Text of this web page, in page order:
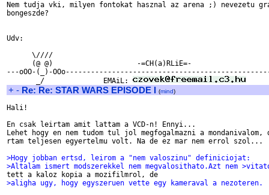
Nem tudja vki, milyen fontokat hasznal az arena ;) nevezetu
bongeszde?
Udv:
      \////
      (@ @)                    -=CH(a)RLiE=-
---oOO-(_)-
       _/              EMAiL:
+ - Re: Re: STAR WARS EPISODE I (mind)
Hali!
En csak leirtam amit lattam a VCD-n! Ennyi...
Lehet hogy en nem tudom tul jol megfogalmazni a
rtam teljesen egyertelmu volt. Na de ez mar nem errol szol...
>Hogy jobban ertsd, leirom a "nem valoszinu" definiciojat:
>Altalam ismert modszerekkel nem megvalosithato.Azt nem
>aligha ugy, hogy egyszeruen vette egy kameraval a nezoteren.